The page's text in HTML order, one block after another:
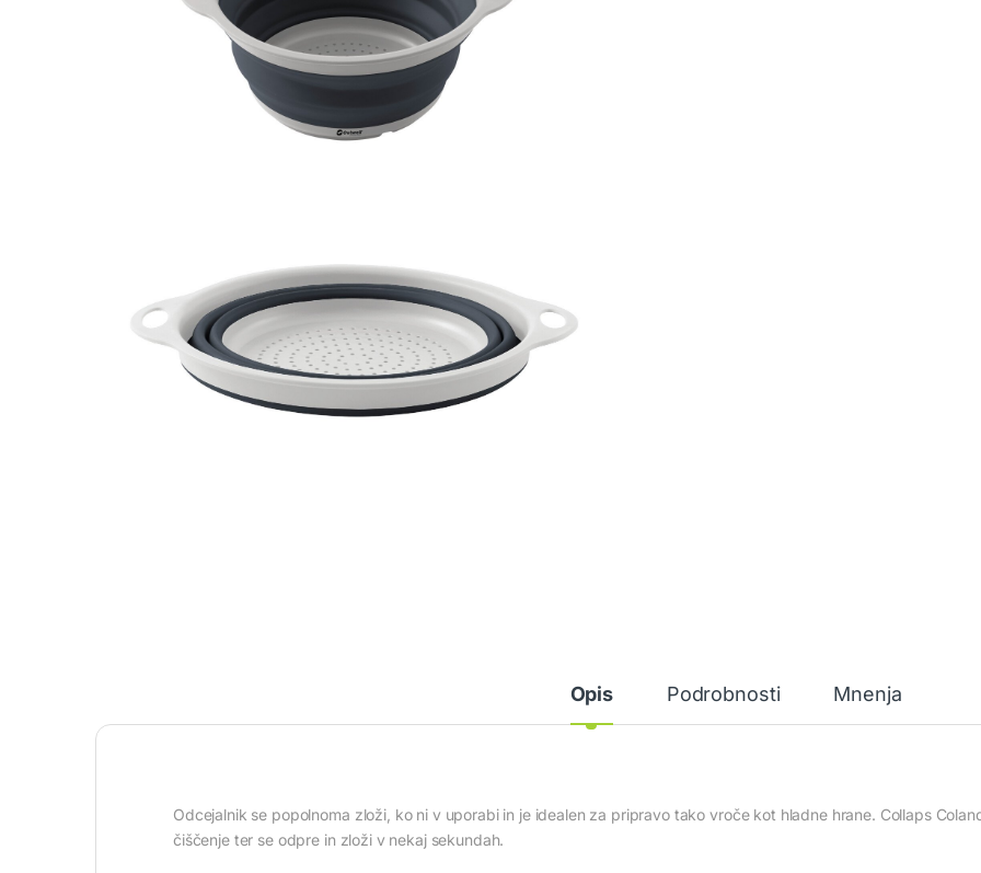
Opis Podrobnosti Mnenja
Odcejalnik se popolnoma zloži, ko ni v uporabi in je idealen za pripravo tako vroče kot hladne hrane. Collaps
čiščenje ter se odpre in zloži v nekaj sekundah.